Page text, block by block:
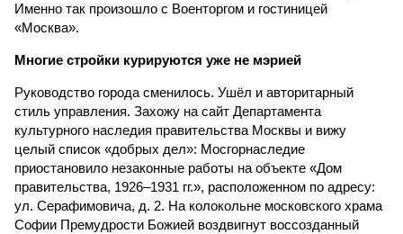
Именно так произошло с Военторгом и гостиницей
«Москва».
Многие стройки курируются уже не мэрией
Руководство города сменилось. Ушёл и авторитарный
стиль управления. Захожу на сайт Департамента
культурного наследия правительства Москвы и вижу
целый список «добрых дел»: Мосгорнаследие
приостановило незаконные работы на объекте «Дом
правительства, 1926–1931 гг.», расположенном по адресу:
ул. Серафимовича, д. 2. На колокольне московского храма
Софии Премудрости Божией воздвигнут воссозданный